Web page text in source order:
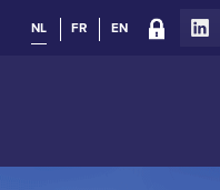
NL FR EN